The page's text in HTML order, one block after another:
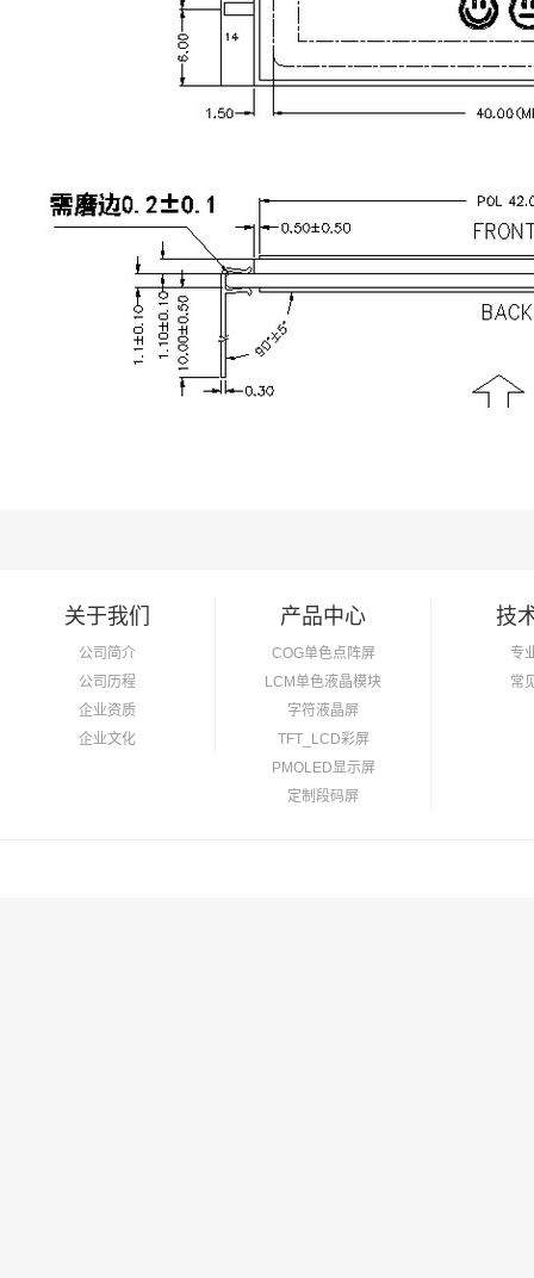
关于我们
公司简介
公司历程
企业资质
企业文化
产品中心
COG单色点阵屏
LCM单色液晶模块
字符液晶屏
TFT_LCD彩屏
PMOLED显示屏
定制段码屏
技
专
常